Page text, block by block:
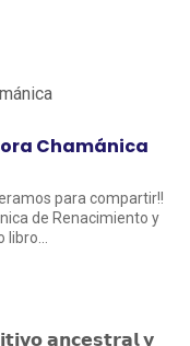
Chamánica
para compartir!!
de Renacimiento y